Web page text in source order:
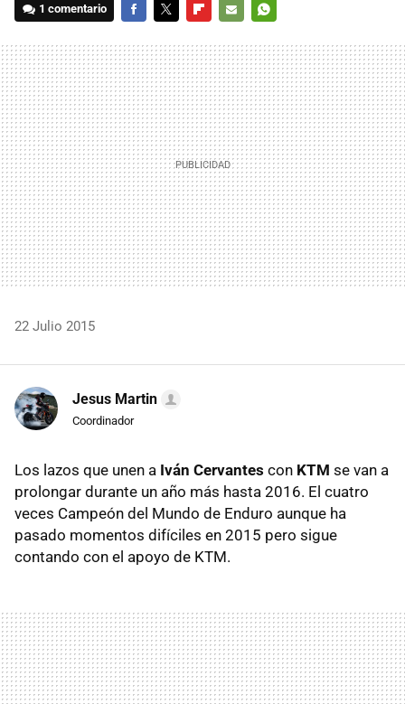
1 comentario
MAIL
22 Julio 2015
Jesus Martin
Coordinador
Los lazos que unen a Iván Cervantes con KTM se van a
prolongar durante un año más hasta 2016. El cuatro
veces Campeón del Mundo de Enduro aunque ha
pasado momentos difíciles en 2015 pero sigue
contando con el apoyo de KTM.